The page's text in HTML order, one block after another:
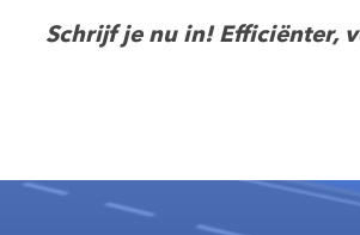
Schrijf je nu in! Efficiënter,